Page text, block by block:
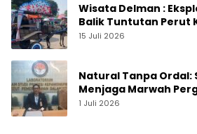
Wisata Delman :
Balik Tuntutan Perut
15 Juli 2026
Natural Tanpa Ordal:
Menjaga Marwah
1 Juli 2026